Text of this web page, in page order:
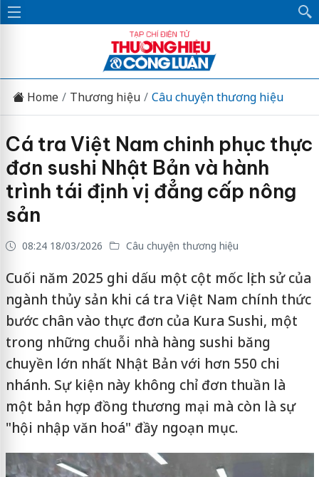
Home Thương hiệu Câu chuyện thương hiệu
Cá tra Việt Nam chinh phục thực
đơn sushi Nhật Bản và hành
trình tái định vị đẳng cấp nông
sản
08:24 18/03/2026 Câu chuyện thương hiệu
Cuối năm 2025 ghi dấu một cột mốc lịch sử của
ngành thủy sản khi cá tra Việt Nam chính thức
bước chân vào thực đơn của Kura Sushi, một
trong những chuỗi nhà hàng sushi băng
chuyền lớn nhất Nhật Bản với hơn 550 chi
nhánh. Sự kiện này không chỉ đơn thuần là
một bản hợp đồng thương mại mà còn là sự
"hội nhập văn hoá" đầy ngoạn mục.